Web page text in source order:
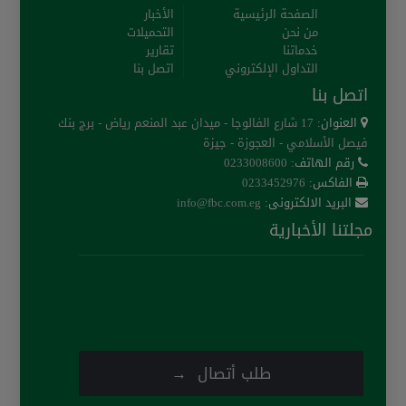
الصفحة الرئيسية
من نحن
خدماتنا
التداول الإلكتروني
الأخبار
التحميلات
تقارير
اتصل بنا
اتصل بنا
العنوان:
17 شارع الفالوجا - ميدان عبد المنعم رياض - برج بنك
فيصل الأسلامي - العجوزة - جيزة
رقم الهاتف:
الفاكس:
البريد الالكترونى: info@fbc.com.eg
مجلتنا الأخبارية
طلب أتصال →